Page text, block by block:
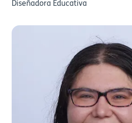
Diseñadora Educativa